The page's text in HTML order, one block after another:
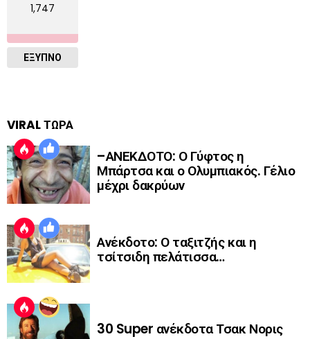
1,747
ΈΞΥΠΝΟ
VIRAL ΤΩΡΑ
–ΑΝΕΚΔΟΤΟ: Ο Γύφτος η
Μπάρτσα και ο Ολυμπιακός. Γέλιο
μέχρι δακρύων
Ανέκδοτο: Ο ταξιτζής και η
τσίτσιδη πελάτισσα…
30 Super ανέκδοτα Τσακ Νορις